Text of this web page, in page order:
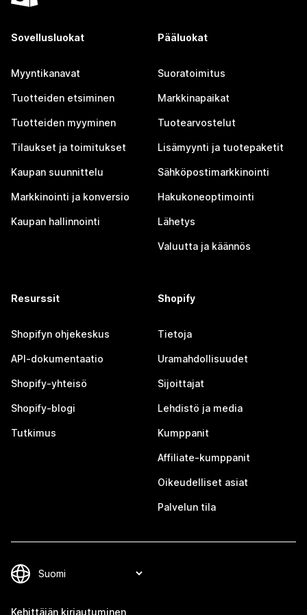
Sovellusluokat
Myyntikanavat
Tuotteiden etsiminen
Tuotteiden myyminen
Tilaukset ja toimitukset
Kaupan suunnittelu
Markkinointi ja konversio
Kaupan hallinnointi
Pääluokat
Suoratoimitus
Markkinapaikat
Tuotearvostelut
Lisämyynti ja tuotepaketit
Sähköpostimarkkinointi
Hakukoneoptimointi
Lähetys
Valuutta ja käännös
Resurssit
Shopifyn ohjekeskus
API-dokumentaatio
Shopify-yhteisö
Shopify-blogi
Tutkimus
Shopify
Tietoja
Uramahdollisuudet
Sijoittajat
Lehdistö ja media
Kumppanit
Affiliate-kumppanit
Oikeudelliset asiat
Palvelun tila
Kehittäjän kirjautuminen